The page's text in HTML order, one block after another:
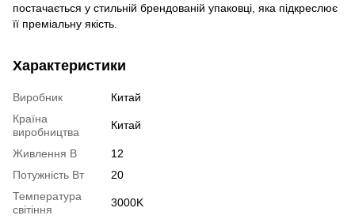
постачається у стильній брендованій упаковці, яка підкреслює
її преміальну якість.
Характеристики
Виробник
Китай
Країна
виробництва
Китай
Живлення В
12
Потужність Вт
20
Температура
світіння
3000K